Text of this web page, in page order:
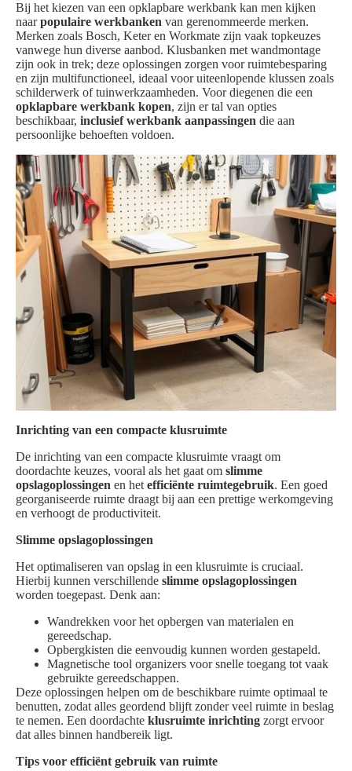
Bij het kiezen van een opklapbare werkbank kan men kijken
naarpopulaire werkbanken van gerenommeerde merken.
Merken zoals Bosch, Keter en Workmate zijn vaak topkeuzes
vanwege hun diverse aanbod. Klusbanken met wandmontage
zijn ook in trek; deze oplossingen zorgen voor ruimtebesparing
en zijn multifunctioneel, ideaal voor uiteenlopende klussen zoals
schilderwerk of tuinwerkzaamheden. Voor diegenen die een
opklapbare werkbank kopen, zijn er tal van opties
beschikbaar, inclusief werkbank aanpassingen die aan
persoonlijke behoeften voldoen.
Inrichting van een compacte klusruimte
De inrichting van een compacte klusruimte vraagt om
doordachte keuzes, vooral als het gaat om slimme
opslagoplossingen en het efficiënte ruimtegebruik. Een goed
georganiseerde ruimte draagt bij aan een prettige werkomgeving
en verhoogt de productiviteit.
Slimme opslagoplossingen
Het optimaliseren van opslag in een klusruimte is cruciaal.
Hierbij kunnen verschillende slimme opslagoplossingen
worden toegepast. Denk aan:
Wandrekken voor het opbergen van materialen en
gereedschap.
Opbergkisten die eenvoudig kunnen worden gestapeld.
Magnetische tool organizers voor snelle toegang tot vaak
gebruikte gereedschappen.
Deze oplossingen helpen om de beschikbare ruimte optimaal te
benutten, zodat alles geordend blijft zonder veel ruimte in beslag
te nemen. Een doordachte klusruimte inrichting zorgt ervoor
dat alles binnen handbereik ligt.
Tips voor efficiënt gebruik van ruimte